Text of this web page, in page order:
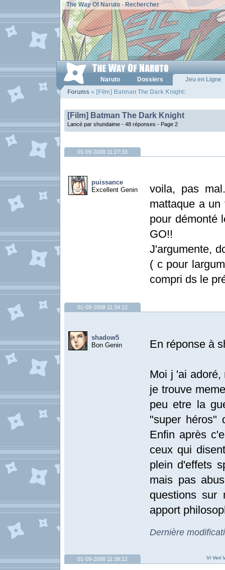
The Way Of Naruto- Rechercher
Naruto Dossiers
Jeu en Ligne
Forums » [Film] Batman The Dark Knight:
[Film] Batman The Dark Knight
Lancé par shundaime - 48 réponses - Page 2
01-09-2008 11:27:33
puissance
Excellent Genin
voila, pas
mattaque a
pour démonté
GO!!
J'argumente,
( c pour
compri ds le
01-09-2008 11:34:12
shadow5
Bon Genin
En réponse à
Moi j 'ai adoré,
je trouve
peu etre la
"super héros"
Enfin après
ceux qui
plein d'effets
mais pas
questions
apport
Dernière
Vi Veri
01-09-2008 11:38:12